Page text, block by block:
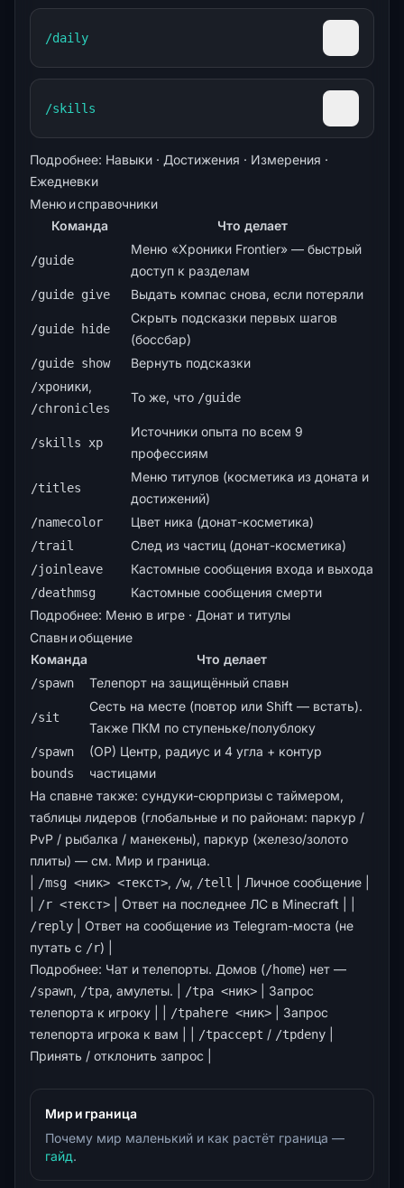
/daily
/skills
Подробнее: Навыки · Достижения · Измерения ·
Ежедневки
Меню и справочники
Команда Что делает
/guide
Меню «Хроники Frontier» — быстрый
доступ к разделам
/guide give Выдать компас снова, если потеряли
/guide hide
Скрыть подсказки первых шагов
(боссбар)
/guide show Вернуть подсказки
/хроники,
/chronicles
То же, что /guide
/skills xp
Источники опыта по всем 9
профессиям
/titles
Меню титулов (косметика из доната и
достижений)
/namecolor Цвет ника (донат-косметика)
/trail След из частиц (донат-косметика)
/joinleave Кастомные сообщения входа и выхода
/deathmsg
Кастомные сообщения смерти
Подробнее: Меню в игре · Донат и титулы
Спавн и общение
Команда Что делает
/spawn Телепорт на защищённый спавн
/sit
Сесть на месте (повтор или Shift — встать).
Также ПКМ по ступеньке/полублоку
/spawn
bounds
(OP) Центр, радиус и 4 угла + контур
частицами
На спавне также: сундуки-сюрпризы с таймером,
таблицы лидеров (глобальные и по районам: паркур /
PvP / рыбалка / манекены), паркур (железо/золото
плиты) — см. Мир и граница.
/msg <ник> <текст>, /w, /tell
| Личное сообщение |
/r <текст> | Ответ на последнее ЛС в Minecraft | |
/reply | Ответ на сообщение из Telegram-моста (не
путать с /r) |
Подробнее: Чат и телепорты. Домов (/home) нет —
/spawn, /tpa, амулеты. | /tpa <ник> | Запрос
телепорта к игроку | |
/tpahere <ник> | Запрос
телепорта игрока к вам | |
/tpaccept / /tpdeny
Принять / отклонить запрос |
Мир и граница
Почему мир маленький и как растёт граница —
гайд.